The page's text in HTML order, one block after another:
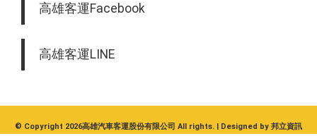
高雄客運Facebook
高雄客運LINE
© Copyright 2026高雄汽車客運股份有限公司 All rights. | Designed by 邦立資訊